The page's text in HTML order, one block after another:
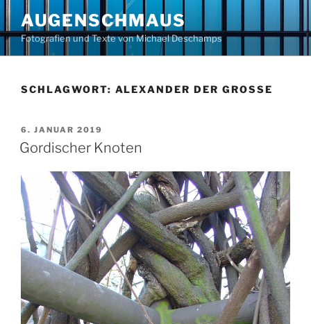
Zum
Inhalt
springen
AUGENSCHMAUS
Fotografien und Texte von Michael Deschamps
SCHLAGWORT: ALEXANDER DER GROSSE
VERÖFFENTLICHT
AM
6. JANUAR 2019
Gordischer Knoten